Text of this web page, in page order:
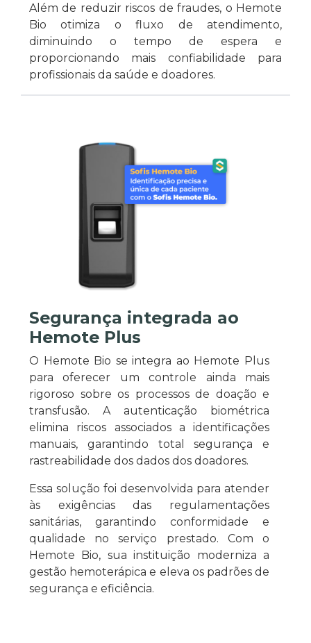
Além de reduzir riscos de fraudes, o Hemote
Bio otimiza o fluxo de atendimento,
diminuindo o tempo de espera e
proporcionando mais confiabilidade para
profissionais da saúde e doadores.
Segurança integrada ao
Hemote Plus
O Hemote Bio se integra ao Hemote Plus
para oferecer um controle ainda mais
rigoroso sobre os processos de doação e
transfusão. A autenticação biométrica
elimina riscos associados a identificações
manuais, garantindo total segurança e
rastreabilidade dos dados dos doadores.
Essa solução foi desenvolvida para atender
às exigências das regulamentações
sanitárias, garantindo conformidade e
qualidade no serviço prestado. Com o
Hemote Bio, sua instituição moderniza a
gestão hemoterápica e eleva os padrões de
segurança e eficiência.